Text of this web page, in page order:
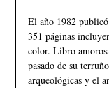
El año 1982
351 páginas
color. Libro
pasado de su
arqueológicas y el